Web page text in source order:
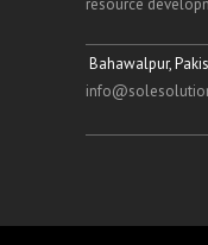
resource
Bahawalpur,